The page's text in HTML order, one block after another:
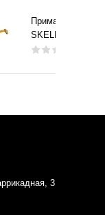
Приманка мягкая
SKELETON 4...
3